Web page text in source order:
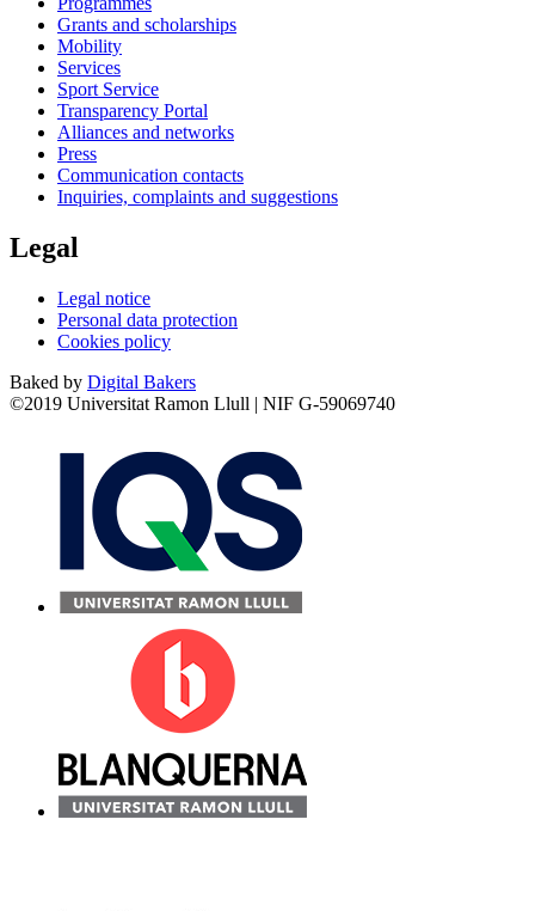
Grants and scholarships
Mobility
Services
Sport Service
Transparency Portal
Alliances and networks
Press
Communication contacts
Inquiries, complaints and suggestions
Legal
Legal notice
Personal data protection
Cookies policy
Baked by Digital Bakers
©2019 Universitat Ramon Llull | NIF G-59069740